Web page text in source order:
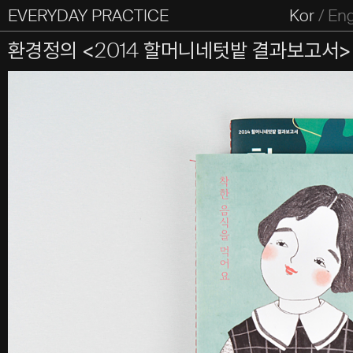
EVERYDAY PRACTICE
일상의실천 Kor/
All Types Graphic Editorial Website Identity
Everyday
환경정의 <2014 할머니네텃밭 결과보고서>